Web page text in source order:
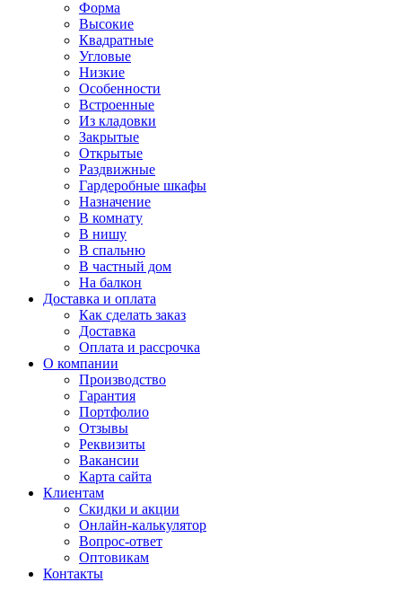
Форма
Высокие
Квадратные
Угловые
Низкие
Особенности
Встроенные
Из кладовки
Закрытые
Открытые
Раздвижные
Гардеробные шкафы
Назначение
В комнату
В нишу
В спальню
В частный дом
На балкон
Доставка и оплата
Как сделать заказ
Доставка
Оплата и рассрочка
О компании
Производство
Гарантия
Портфолио
Отзывы
Реквизиты
Вакансии
Карта сайта
Клиентам
Скидки и акции
Онлайн-калькулятор
Вопрос-ответ
Оптовикам
Контакты